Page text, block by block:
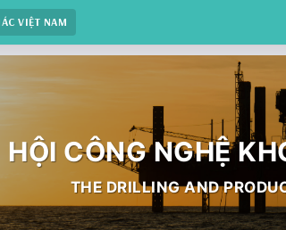
VIỆT NAM
HỘI CÔNG NGHỆ
THE DRILLING AND